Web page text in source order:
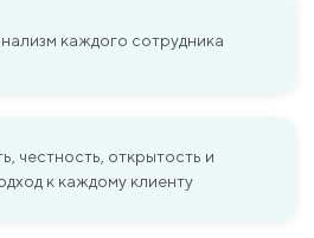
каждого сотрудника
честность, открытость и
к каждому клиенту